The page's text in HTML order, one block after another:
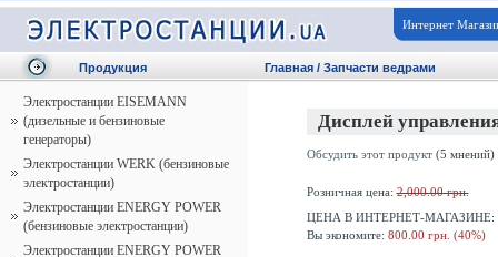
Интернет
Продукция
Электростанции EISEMANN
(дизельные и бензиновые
генераторы)
Электростанции WERK (бензиновые
электростанции)
Электростанции ENERGY POWER
(бензиновые электростанции)
Электростанции ENERGY POWER
Главная / Запчасти ведрами
Дисплей
Обсудить этот продукт(5 мнений)
Розничная цена:2,000.00 грн.
ЦЕНА В ИНТЕРНЕТ-МАГАЗИНЕ:
Вы экономите: 800.00 грн. (40%)